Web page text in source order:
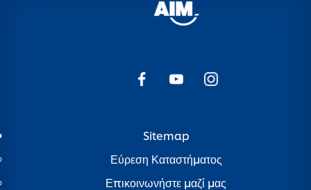
Sitemap
Εύρεση Καταστήματος
Επικοινωνήστε μαζί μας